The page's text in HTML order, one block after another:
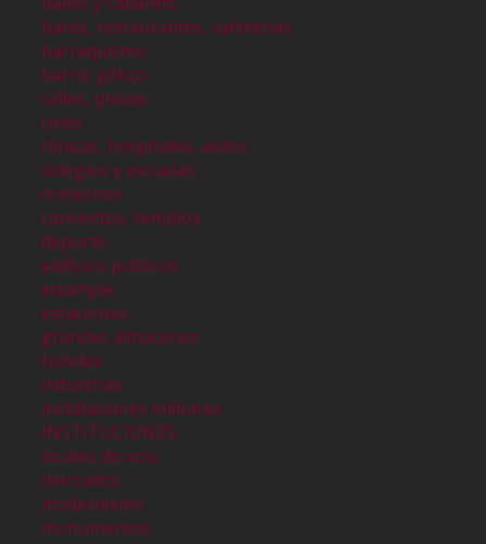
bares, restaurantes, cafeterías
barraquismo
barrio gótico
calles, plazas
cines
clinicas, hospitales, asilos
colegios y escuelas
comercios
conventos, templos
deporte
edificios publicos
eixample
estaciones
grandes almacenes
hoteles
industrias
instalaciones militares
INSTITUCIONES
locales de ocio
mercados
modernismo
monumentos